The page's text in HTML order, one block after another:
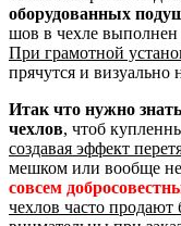
оборудованных
шов в чехле выполнен
При грамотной
прячутся и визуально
Итак что нужно
чехлов, чтоб
создавая эффект
мешком или вообще не
совсем
чехлов часто